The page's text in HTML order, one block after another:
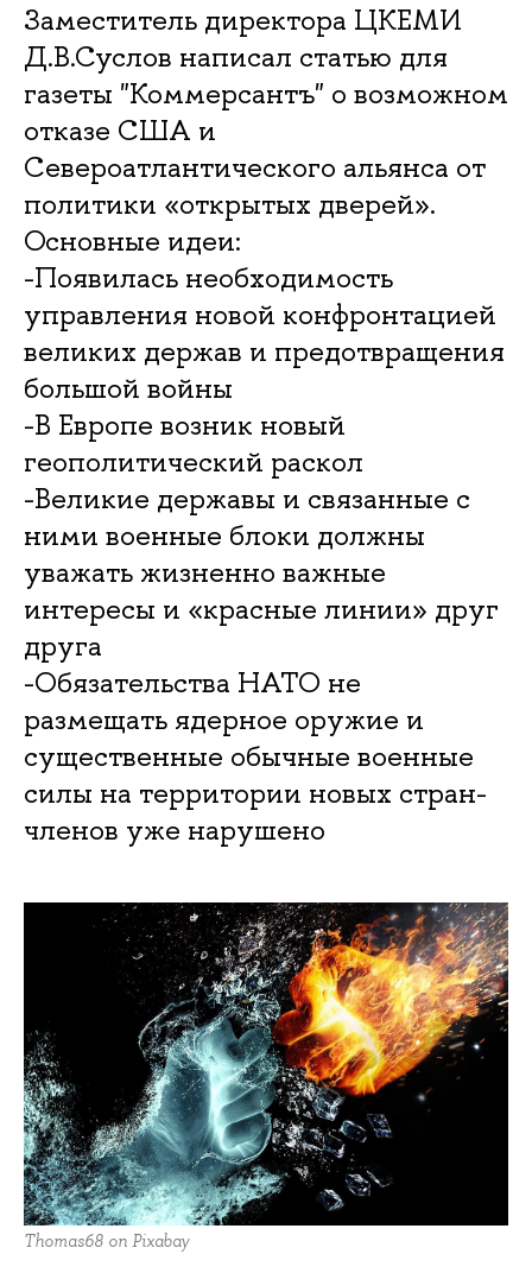
Заместитель директора ЦКЕМИ
Д.В.Суслов написал статью для
газеты "Коммерсантъ" о возможном
отказе США и
Североатлантического альянса от
политики «открытых дверей».
Основные идеи:
-Появилась необходимость
управления новой конфронтацией
великих держав и предотвращения
большой войны
-В Европе возник новый
геополитический раскол
-Великие державы и связанные с
ними военные блоки должны
уважать жизненно важные
интересы и «красные линии» друг
друга
-Обязательства НАТО не
размещать ядерное оружие и
существенные обычные военные
силы на территории новых стран-
членов уже нарушено
Thomas68 on Pixabay